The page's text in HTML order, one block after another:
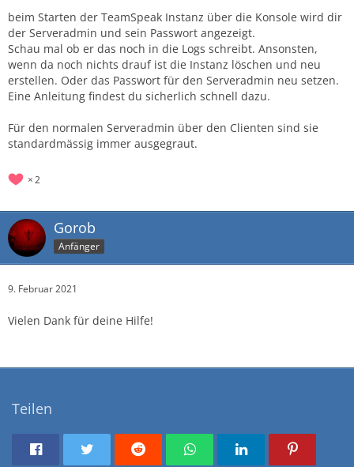
beim Starten der TeamSpeak Instanz über die Konsole wird dir
der Serveradmin und sein Passwort angezeigt.
Schau mal ob er das noch in die Logs schreibt. Ansonsten,
wenn da noch nichts drauf ist die Instanz löschen und neu
erstellen. Oder das Passwort für den Serveradmin neu setzen.
Eine Anleitung findest du sicherlich schnell dazu.
Für den normalen Serveradmin über den Clienten sind sie
standardmässig immer ausgegraut.
2
Gorob
Anfänger
9. Februar 2021
Vielen Dank für deine Hilfe!
Teilen